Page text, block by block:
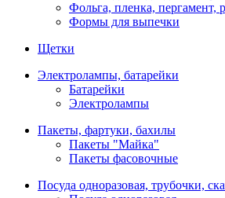
Фольга, пленка, пергамент,
Формы для выпечки
Щетки
Электролампы, батарейки
Батарейки
Электролампы
Пакеты, фартуки, бахилы
Пакеты "Майка"
Пакеты фасовочные
Посуда одноразовая, трубочки,